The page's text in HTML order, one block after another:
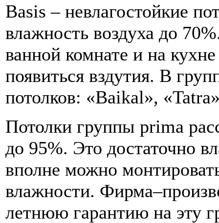
Basis – невлагостойкие
влажность воздуха до
ванной комнате и на
появиться вздутия. В
потолков: «Baikal»,
Потолки группы prima
до 95%. Это достаточно
вполне можно
влажности.
летнюю гарантию на эту